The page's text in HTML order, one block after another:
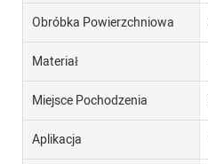
Obróbka Powierzchniowa
Materiał
Miejsce Pochodzenia
Aplikacja